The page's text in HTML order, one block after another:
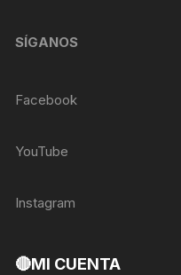
SÍGANOS
Facebook
YouTube
Instagram
🔴MI CUENTA